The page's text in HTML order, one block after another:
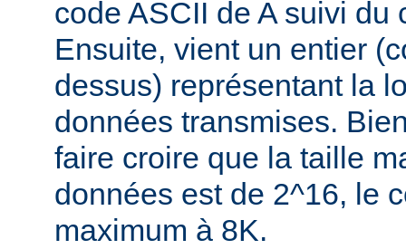
code ASCII de A suivi du
Ensuite, vient un entier
dessus) représentant la
données transmises.
faire croire que la taille
données est de 2^16, le
maximum à 8K.